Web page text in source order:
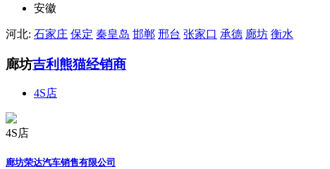
安徽
河北: 石家庄 保定 秦皇岛 邯郸 邢台 张家口 承德 廊坊 衡水
廊坊吉利熊猫经销商
4S店
4S店
廊坊荣达汽车销售有限公司